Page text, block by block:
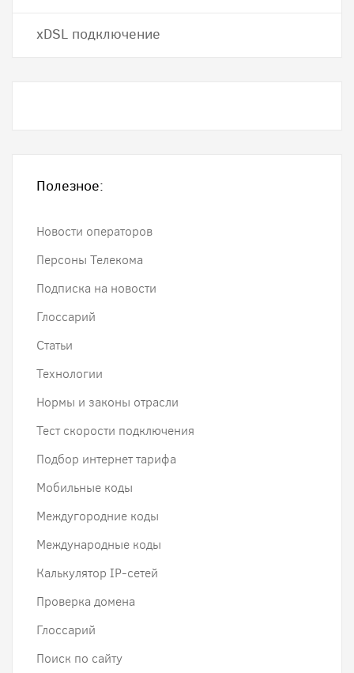
хDSL подключение
Полезное:
Новости операторов
Персоны Телекома
Подписка на новости
Глоссарий
Статьи
Технологии
Нормы и законы отрасли
Тест скорости подключения
Подбор интернет тарифа
Мобильные коды
Междугородние коды
Международные коды
Калькулятор IP-сетей
Проверка домена
Глоссарий
Поиск по сайту